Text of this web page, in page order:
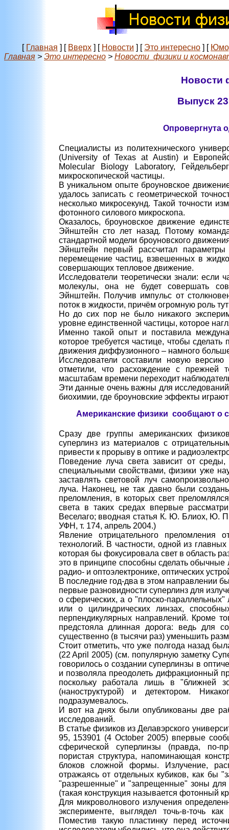
[ Главная ] [ Вверх ] [ Новости ] [ Это интересно ] [
Главная > Это интересно > Новости физики и
Новости
Выпуск 23
Опровергнута
Специалисты из политехнического
(University of Texas at Austin) и
Molecular Biology Laboratory,
микроскопической частицы.
В уникальном опыте броуновское
удалось записать с геометрической
несколько микросекунд. Такой точности
фотонного силового микроскопа.
Оказалось, броуновское движение
Эйнштейн сто лет назад. Потому
стандартной модели броуновского
Эйнштейн первый рассчитал параметры
перемещение частиц, взвешенных в
совершающих тепловое движение.
Исследователи теоретически знали:
молекулы, она не будет совершать
Эйнштейн. Получив импульс от
поток в жидкости, причём огромную роль
Но до сих пор не было никакого
уровне единственной частицы, которое
Именно такой опыт и поставила
которое требуется частице, чтобы
движения диффузионного – намного
Исследователи составили новую
отметили, что расхождение с
масштабам времени переходит
Эти данные очень важны для
биохимии, где броуновские эффекты
Американские физики сообщают о
Сразу две группы американских
суперлинз из материалов с
привести к прорыву в оптике и
Поведение луча света зависит от
специальными свойствами, физики уже
заставлять световой луч
луча. Наконец, не так давно были
преломления, в которых свет
света в таких средах впервые
Веселаго; вводная статья К. Ю. Блиох, Ю.
УФН, т. 174, апрель 2004.)
Явление отрицательного преломления
технологий. В частности, одной из
которая бы фокусировала свет в область
это в принципе способны сделать
радио- и оптоэлектронике, оптических
В последние год-два в этом направлении
первые разновидности суперлинз для
о сферических, а о "плоско-
или о цилиндрических линзах,
перпендикулярных направлений. Кроме
предстояла длинная дорога: ведь для
существенно (в тысячи раз) уменьшить
Стоит отметить, что уже полгода назад
(22 April 2005) (см. популярную заметку
говорилось о создании суперлинзы в
и позволяла преодолеть дифракционный
поскольку работала лишь в "ближней
(наноструктурой) и детектором.
подразумевалось.
И вот на днях были опубликованы две
исследований.
В статье физиков из Делавэрского
95, 153901 (4 October 2005) впервые
сферической суперлинзы (правда, по-
пористая структура, напоминающая
блоков сложной формы. Излучение,
отражаясь от отдельных кубиков, как бы
"разрешенные" и "запрещенные" зоны для
(такая конструкция называется фотонный
Для микроволнового излучения
эксперименте, выглядел точь-в-точь
Поместив такую пластинку перед